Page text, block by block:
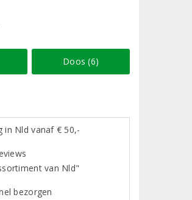
Doos (6)
in Nld vanaf € 50,-
van Nld"
bezorgen